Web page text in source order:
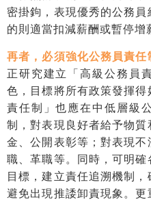
密掛鉤，表現優秀的公務
的則適當扣減薪酬或暫停增
再者，必須強化公務員責任
正研究建立「高級公務員
色，目標將所有政策發揮
責任制」也應在中低層級
制，對表現良好者給予物
金、公開表彰等；對表現
職、革職等。同時，可明
目標，建立責任追溯機制
避免出現推諉卸責現象。